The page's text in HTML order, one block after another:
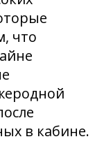
что
в кабине.